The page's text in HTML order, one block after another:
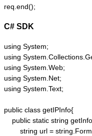
C# SDK
using System;
using
using System.Web;
using System.Net;
using System.Text;
public class getIPInfo{
public static string
string url =